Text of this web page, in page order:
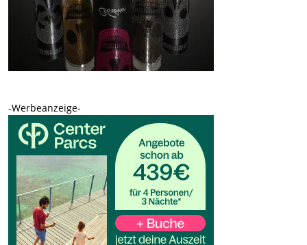
-Werbeanzeige-